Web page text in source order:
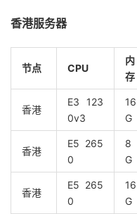
香港服务器
节点 CPU
内
存
香港
E3 123
0v3
16
G
香港
E5 265
0
8
G
香港
E5 265
0
16
G